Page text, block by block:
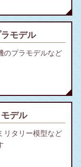
モデル
のプラモデルなど
デル
リタリー模型など